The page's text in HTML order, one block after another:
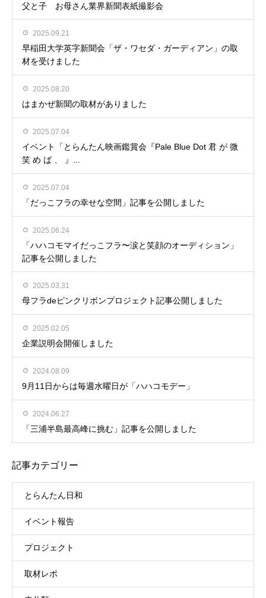
父と子 お母さん業界新聞表紙撮影会
2025.09.21
早稲田大学英字新聞会「ザ・ワセダ・ガーディアン」の取
材を受けました
2025.08.20
はまかぜ新聞の取材がありました
2025.07.04
イベント「とらんたん映画鑑賞会『Pale Blue Dot 君 が 微
笑 め ば 、 』...
2025.07.04
「だっこフラの幸せな空間」記事を公開しました
2025.06.24
「ハハコモマイだっこフラ〜涙と笑顔のオーディション」
記事を公開しました
2025.03.31
母フラdeピンクリボンプロジェクト記事公開しました
2025.02.05
企業説明会開催しました
2024.08.09
9月11日からは毎週水曜日が「ハハコモデー」
2024.06.27
「三浦半島最高峰に挑む」記事を公開しました
記事カテゴリー
とらんたん日和
イベント報告
プロジェクト
取材レポ